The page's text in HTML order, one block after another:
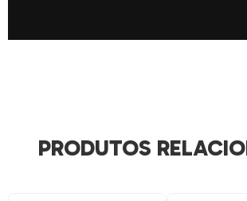
PRODUTOS